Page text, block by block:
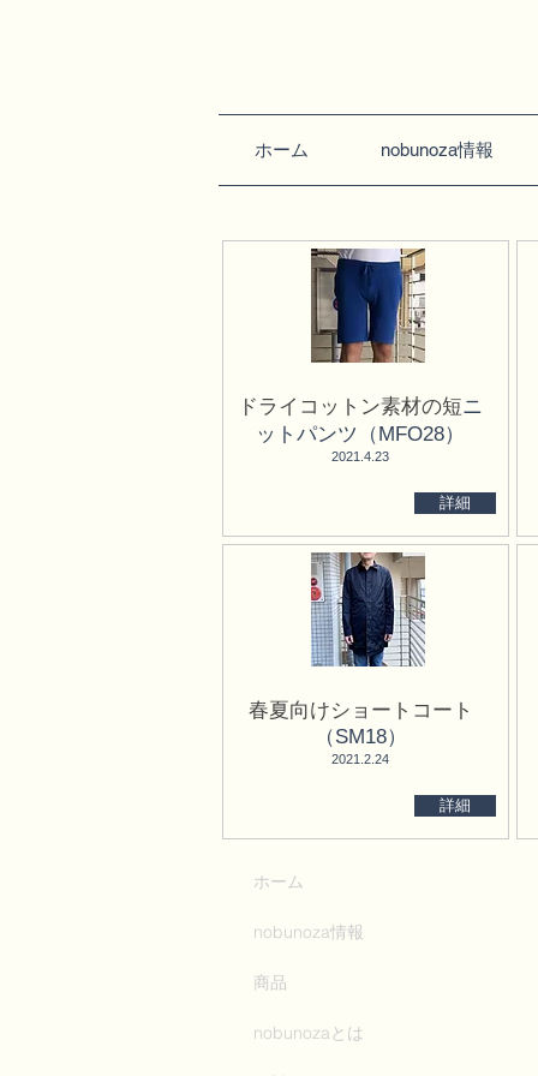
ホーム nobunoza情報
ドライコットン素材の短ニ
ットパンツ（MFO28）
​2021.4.23
詳細
春夏向けショートコート
（SM18）
​2021.2.24
詳細
ホーム
nobunoza情報
商品
nobunozaとは